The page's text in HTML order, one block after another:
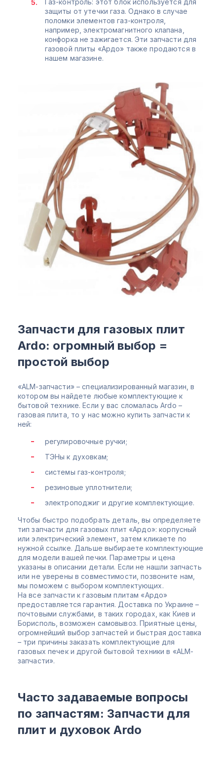
защиты от утечки газа. Однако в случае
поломки элементов газ-контроля,
например, электромагнитного клапана,
конфорка не зажигается. Эти запчасти для
газовой плиты «Ардо» также продаются в
нашем магазине.
Запчасти для газовых плит
Ardo: огромный выбор =
простой выбор
«ALM-запчасти» – специализированный магазин, в
котором вы найдете любые комплектующие к
бытовой технике. Если у вас сломалась Ardo –
газовая плита, то у нас можно купить запчасти к
ней:
регулировочные ручки;
ТЭНы к духовкам;
системы газ-контроля;
резиновые уплотнители;
электроподжиг и другие комплектующие.
Чтобы быстро подобрать деталь, вы определяете
тип запчасти для газовых плит «Ардо»: корпусный
или электрический элемент, затем кликаете по
нужной ссылке. Дальше выбираете комплектующие
для модели вашей печки. Параметры и цена
указаны в описании детали. Если не нашли запчасть
или не уверены в совместимости, позвоните нам,
мы поможем с выбором комплектующих.
На все запчасти к газовым плитам «Ардо»
предоставляется гарантия. Доставка по Украине –
почтовыми службами, в таких городах, как Киев и
Борисполь, возможен самовывоз. Приятные цены,
огромнейший выбор запчастей и быстрая доставка
– три причины заказать комплектующие для
газовых печек и другой бытовой техники в «ALM-
запчасти».
Часто задаваемые вопросы
по запчастям: Запчасти для
плит и духовок Ardo